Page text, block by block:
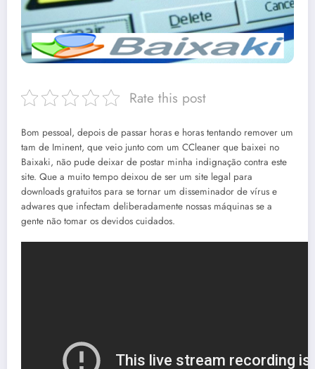
Rate this post
Bom pessoal, depois de passar horas e horas tentando remover um
tam de Iminent, que veio junto com um CCleaner que baixei no
Baixaki, não pude deixar de postar minha indignação contra este
site. Que a muito tempo deixou de ser um site legal para
downloads gratuitos para se tornar um disseminador de vírus e
adwares que infectam deliberadamente nossas máquinas se a
gente não tomar os devidos cuidados.